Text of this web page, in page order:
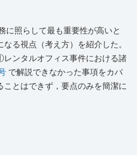
に照らして最も重要性が高いと
る視点（考え方）を紹介した。
ンタルオフィス事件における諸
で解説できなかった事項をカバ
とはできず，要点のみを簡潔に